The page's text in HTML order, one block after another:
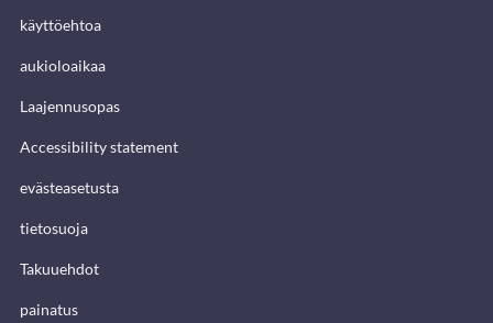
käyttöehtoa
aukioloaikaa
Laajennusopas
Accessibility statement
evästeasetusta
tietosuoja
Takuuehdot
painatus